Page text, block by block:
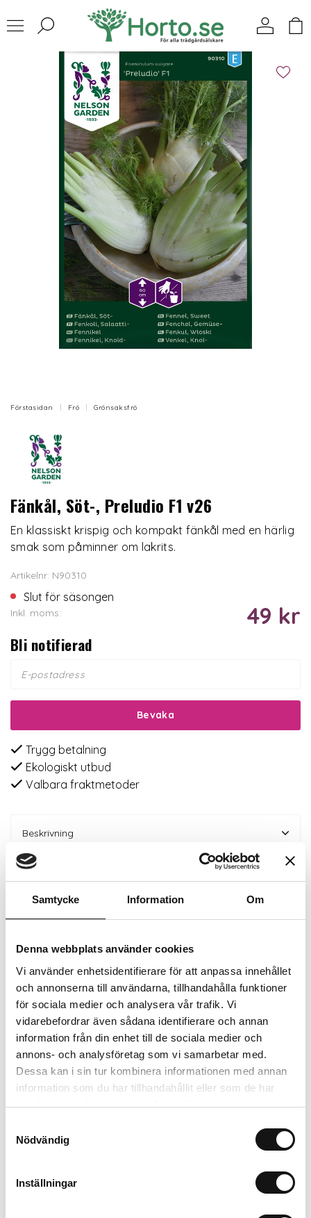
Samtycke Information Om
Denna webbplats använder cookies
Vi använder enhetsidentifierare för att anpassa innehållet
och annonserna till användarna, tillhandahålla funktioner
för sociala medier och analysera vår trafik. Vi
vidarebefordrar även sådana identifierare och annan
information från din enhet till de sociala medier och
annons- och analysföretag som vi samarbetar med.
Dessa kan i sin tur kombinera informationen med annan
information som du har tillhandahållit eller som de har
samlat in när du har använt deras tjänster.
Nödvändig
Inställningar
Förstasidan Frö Grönsaksfrö
Fänkål, Söt-, Preludio F1 v26
En klassiskt krispig och kompakt fänkål med en härlig
smak som påminner om lakrits.
Artikelnr: N90310
Slut för säsongen
Inkl. moms: 49 kr
Bli notifierad
Bevaka
Trygg betalning
Ekologiskt utbud
Valbara fraktmetoder
Beskrivning
Recensioner
Om tillverkaren
Relaterade produkter
Algomin Flytande
Finns i lager
Rölunda Såjord EKO 8L